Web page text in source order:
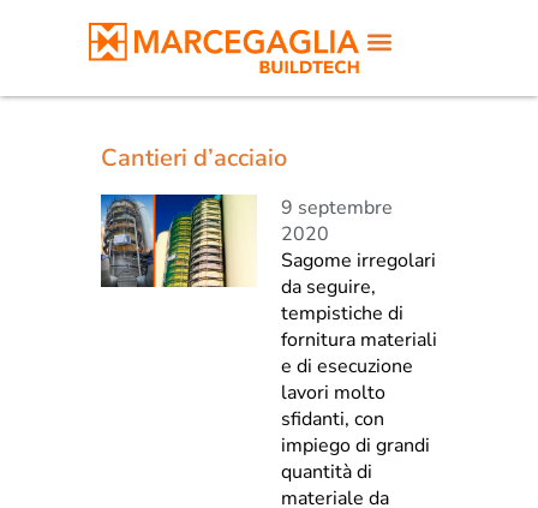
Cantieri d’acciaio
9 septembre
2020
Sagome irregolari
da seguire,
tempistiche di
fornitura materiali
e di esecuzione
lavori molto
sfidanti, con
impiego di grandi
quantità di
materiale da